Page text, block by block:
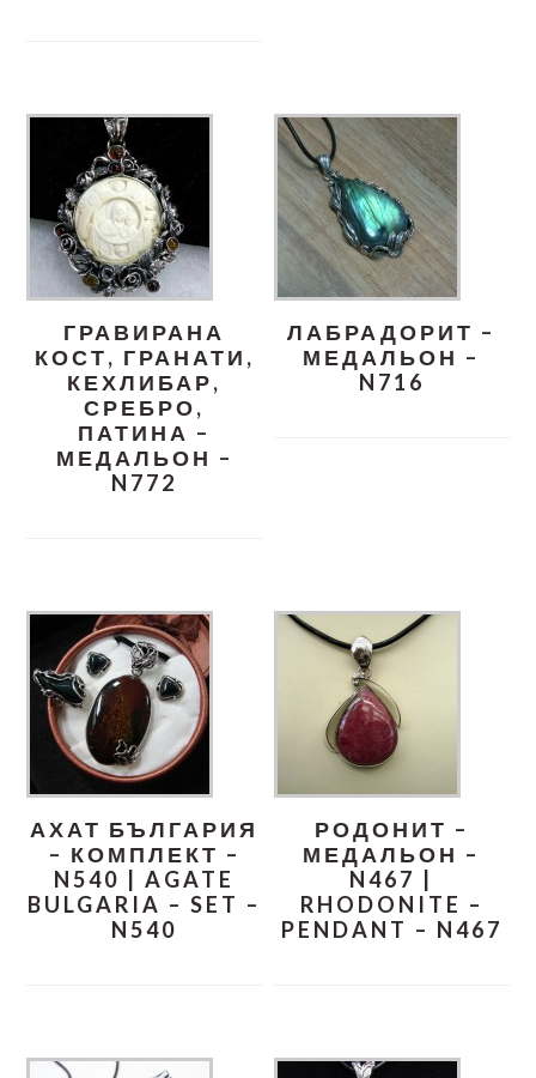
ГРАВИРАНА
КОСТ, ГРАНАТИ,
КЕХЛИБАР,
СРЕБРО,
ПАТИНА –
МЕДАЛЬОН –
N772
ЛАБРАДОРИТ –
МЕДАЛЬОН –
N716
АХАТ БЪЛГАРИЯ
– КОМПЛЕКТ –
N540 | AGATE
BULGARIA – SET –
N540
РОДОНИТ –
МЕДАЛЬОН –
N467 |
RHODONITE –
PENDANT – N467